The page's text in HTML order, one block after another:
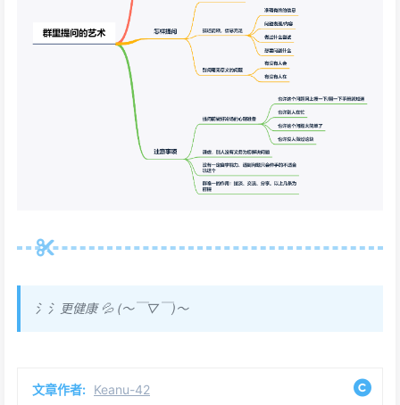
氵氵更健康 💦 (～￣▽￣)～
文章作者: Keanu-42